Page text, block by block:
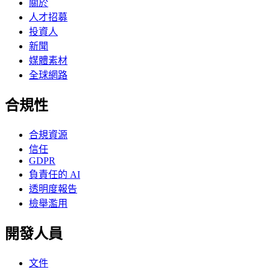
關於
人才招募
投資人
新聞
媒體素材
全球網路
合規性
合規資源
信任
GDPR
負責任的 AI
透明度報告
檢舉濫用
開發人員
文件